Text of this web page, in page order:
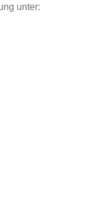
unter: